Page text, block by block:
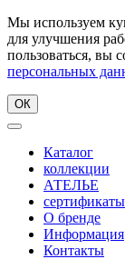
Мы используем
для улучшения
пользоваться, вы
персональных
ОК
Каталог
коллекции
АТЕЛЬЕ
сертификаты
О бренде
Информация
Контакты